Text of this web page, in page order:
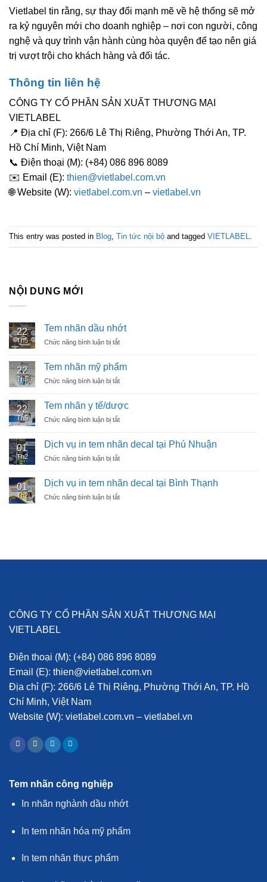
Vietlabel tin rằng, sự thay đổi mạnh mẽ về hệ thống sẽ mở
ra kỷ nguyên mới cho doanh nghiệp – nơi con người, công
nghệ và quy trình vận hành cùng hòa quyện để tạo nên giá
trị vượt trội cho khách hàng và đối tác.
Thông tin liên hệ
CÔNG TY CỔ PHẦN SẢN XUẤT THƯƠNG MẠI
VIETLABEL
📍 Địa chỉ (F): 266/6 Lê Thị Riêng, Phường Thới An, TP.
Hồ Chí Minh, Việt Nam
📞 Điện thoại (M): (+84) 086 896 8089
✉️ Email (E): thien@vietlabel.com.vn
🌐Website (W): vietlabel.com.vn – vietlabel.vn
This entry was posted in Blog, Tin tức nội bộ and tagged VIETLABEL.
NỘI DUNG MỚI
22
Th5
Tem nhãn dầu nhớt
Chức năng bình luận bị tắt
dầu
22
Th5
Tem nhãn mỹ phẩm
Chức năng bình luận bị tắt
mỹ
22
Th5
Tem nhãn y tế/dược
Chức năng bình luận bị tắt
nhãn
y
01
Th2
Dịch vụ in tem nhãn decal tại Phú Nhuận
Chức năng bình luận bị tắt
vụ
in
01
Th2
Dịch vụ in tem nhãn decal tại Bình Thạnh
Chức năng bình luận bị tắt
decal
CÔNG TY CỔ PHẦN SẢN XUẤT THƯƠNG MẠI
VIETLABEL
Điện thoại (M): (+84) 086 896 8089
Email (E): thien@vietlabel.com.vn
Địa chỉ (F): 266/6 Lê Thị Riêng, Phường Thới An, TP. Hồ
Chí Minh, Việt Nam
Website (W): vietlabel.com.vn – vietlabel.vn
Tem nhãn công nghiệp
In nhãn nghành dầu nhớt
In tem nhãn hóa mỹ phẩm
In tem nhãn thực phẩm